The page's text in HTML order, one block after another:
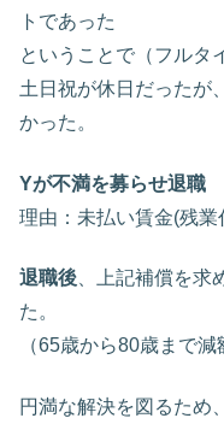
トであった
ということで（フルタ
土日祝が休日だったが
かった。
Yが不満を募らせ退職
理由：未払い賃金(残
退職後 、上記補償を
た。
（65歳から80歳まで
円満な解決を図るため、